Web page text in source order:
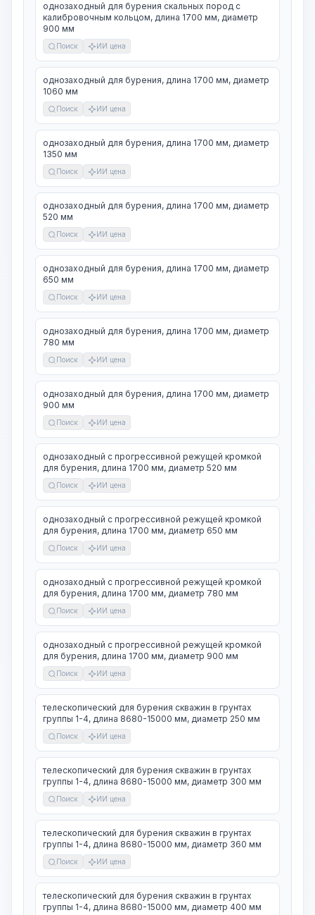
однозаходный для бурения скальных пород с
калибровочным кольцом, длина 1700 мм, диаметр
900 мм
Поиск ИИ цена
однозаходный для бурения, длина 1700 мм, диаметр
1060 мм
Поиск ИИ цена
однозаходный для бурения, длина 1700 мм, диаметр
1350 мм
Поиск ИИ цена
однозаходный для бурения, длина 1700 мм, диаметр
520 мм
Поиск ИИ цена
однозаходный для бурения, длина 1700 мм, диаметр
650 мм
Поиск ИИ цена
однозаходный для бурения, длина 1700 мм, диаметр
780 мм
Поиск ИИ цена
однозаходный для бурения, длина 1700 мм, диаметр
900 мм
Поиск ИИ цена
однозаходный с прогрессивной режущей кромкой
для бурения, длина 1700 мм, диаметр 520 мм
Поиск ИИ цена
однозаходный с прогрессивной режущей кромкой
для бурения, длина 1700 мм, диаметр 650 мм
Поиск ИИ цена
однозаходный с прогрессивной режущей кромкой
для бурения, длина 1700 мм, диаметр 780 мм
Поиск ИИ цена
однозаходный с прогрессивной режущей кромкой
для бурения, длина 1700 мм, диаметр 900 мм
Поиск ИИ цена
телескопический для бурения скважин в грунтах
группы 1-4, длина 8680-15000 мм, диаметр 250 мм
Поиск ИИ цена
телескопический для бурения скважин в грунтах
группы 1-4, длина 8680-15000 мм, диаметр 300 мм
Поиск ИИ цена
телескопический для бурения скважин в грунтах
группы 1-4, длина 8680-15000 мм, диаметр 360 мм
Поиск ИИ цена
телескопический для бурения скважин в грунтах
группы 1-4, длина 8680-15000 мм, диаметр 400 мм